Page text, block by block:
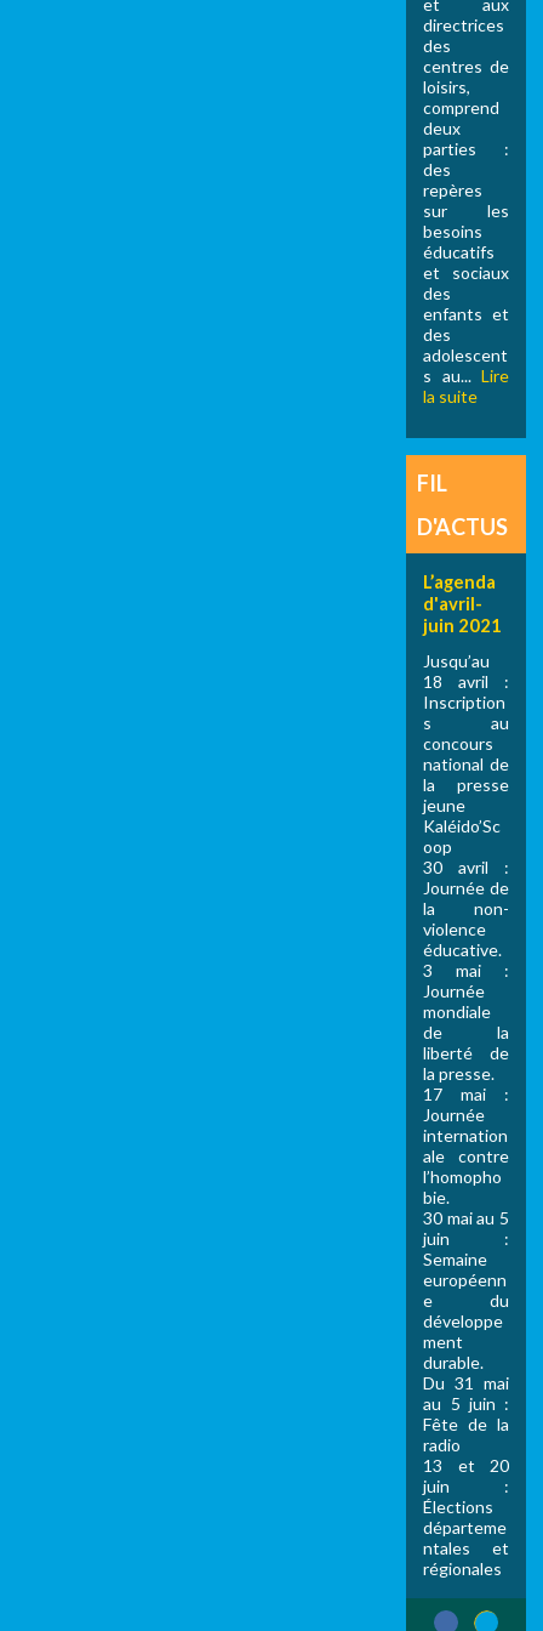
et aux
directrices
des
centres de
loisirs,
comprend
deux
parties :
des
repères
sur les
besoins
éducatifs
et sociaux
des
enfants et
des
adolescent
s au... Lire
la suite
FIL
D'ACTUS
L’agenda
d'avril-
juin 2021
Jusqu’au
18 avril :
Inscription
s au
concours
national de
la presse
jeune
Kaléido’Sc
oop
30 avril :
Journée de
la non-
violence
éducative.
3 mai :
Journée
mondiale
de la
liberté de
la presse.
17 mai :
Journée
internation
ale contre
l’homopho
bie.
30 mai au 5
juin :
Semaine
européenn
e du
développe
ment
durable.
Du 31 mai
au 5 juin :
Fête de la
radio
13 et 20
juin :
Élections
départeme
ntales et
régionales